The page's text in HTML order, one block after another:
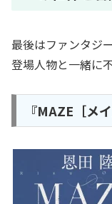
最後はファンタジ
登場人物と一緒に
『MAZE［メ